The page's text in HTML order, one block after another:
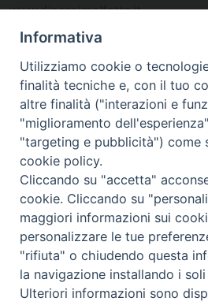
www.diocesimolfetta.it –
Ufficio Comunicazioni sociali
Piazza Giovene 4 – 70056
SEGUICI SU
Facebook
Instagram
X YouTube
Feed
Privacy Policy - trasparenza
© 2016 - 2026 Diocesi Molfetta Ruvo
Informativa
Utilizziamo cookie o
finalità tecniche e, con il tuo
altre finalità ("interazioni e
"miglioramento
"targeting e pubblicità") come
cookie policy.
Cliccando su "accetta"
cookie. Cliccando su
maggiori informazioni sui
personalizzare le tue
"rifiuta" o chiudendo questa
la navigazione installando i
Ulteriori informazioni sono